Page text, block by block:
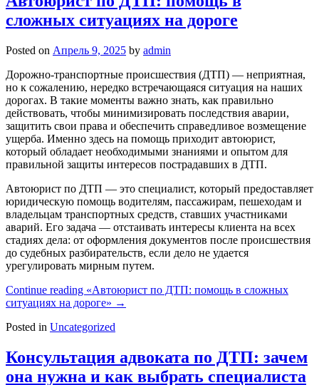
сложных ситуациях на дороге
Posted on Апрель 9, 2025 by admin
Дорожно-транспортные происшествия (ДТП) — неприятная,
но к сожалению, нередко встречающаяся ситуация на наших
дорогах. В такие моменты важно знать, как правильно
действовать, чтобы минимизировать последствия аварии,
защитить свои права и обеспечить справедливое возмещение
ущерба. Именно здесь на помощь приходит автоюрист,
который обладает необходимыми знаниями и опытом для
правильной защиты интересов пострадавших в ДТП.
Автоюрист по ДТП — это специалист, который предоставляет
юридическую помощь водителям, пассажирам, пешеходам и
владельцам транспортных средств, ставших участниками
аварий. Его задача — отстаивать интересы клиента на всех
стадиях дела: от оформления документов после происшествия
до судебных разбирательств, если дело не удается
урегулировать мирным путем.
Continue reading «Автоюрист по ДТП: помощь в сложных
ситуациях на дороге» →
Posted in Uncategorized
Консультация адвоката по ДТП: зачем
она нужна и как выбрать специалиста